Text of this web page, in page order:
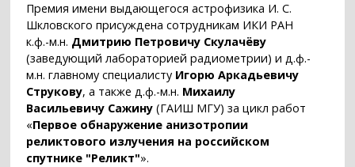
Премия имени выдающегося астрофизика И. С.
Шкловского присуждена сотрудникам ИКИ РАН
к.ф.-м.н. Дмитрию Петровичу Скулачёву
(заведующий лабораторией радиометрии) и д.ф.-
м.н. главному специалисту Игорю Аркадьевичу
Струкову, а также д.ф.-м.н. Михаилу
Васильевичу Сажину (ГАИШ МГУ) за цикл работ
«Первое обнаружение анизотропии
реликтового излучения на российском
спутнике "Реликт"».